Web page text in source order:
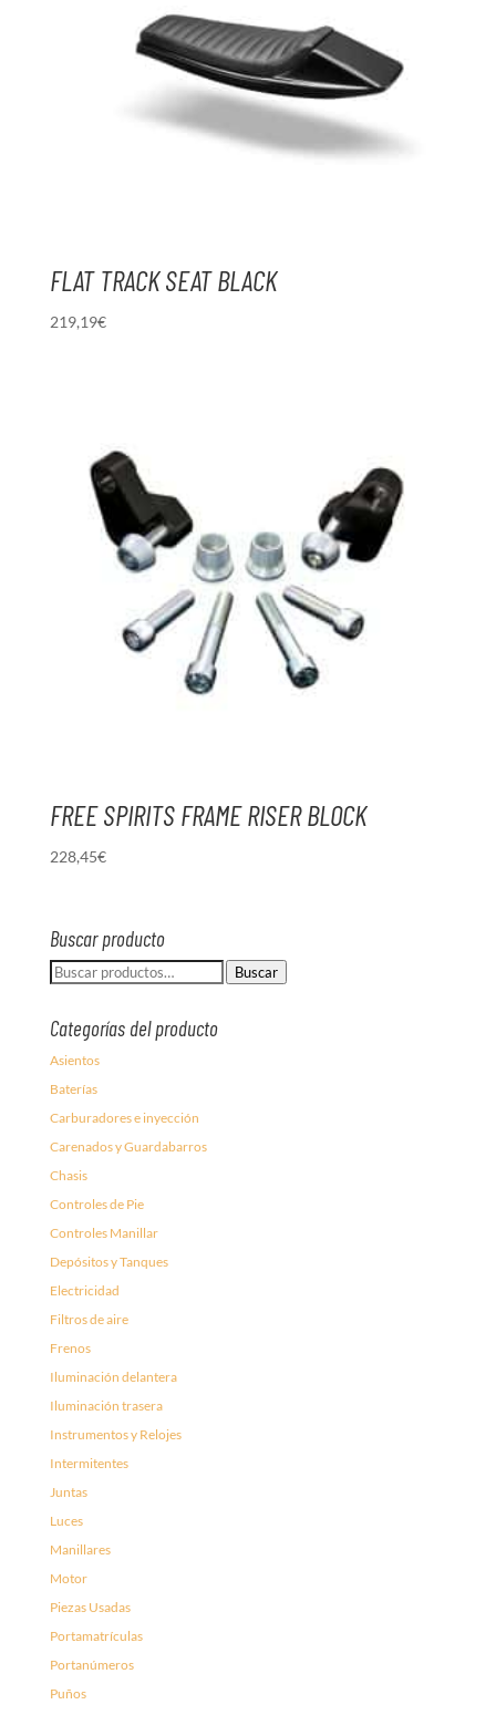
FLAT TRACK SEAT BLACK
219,19€
FREE SPIRITS FRAME RISER BLOCK
228,45€
Buscar producto
Buscar
Buscar
Categorías del producto
Asientos
Baterías
Carburadores e inyección
Carenados y Guardabarros
Chasis
Controles de Pie
Controles Manillar
Depósitos y Tanques
Electricidad
Filtros de aire
Frenos
Iluminación delantera
Iluminación trasera
Instrumentos y Relojes
Intermitentes
Juntas
Luces
Manillares
Motor
Piezas Usadas
Portamatrículas
Portanúmeros
Puños